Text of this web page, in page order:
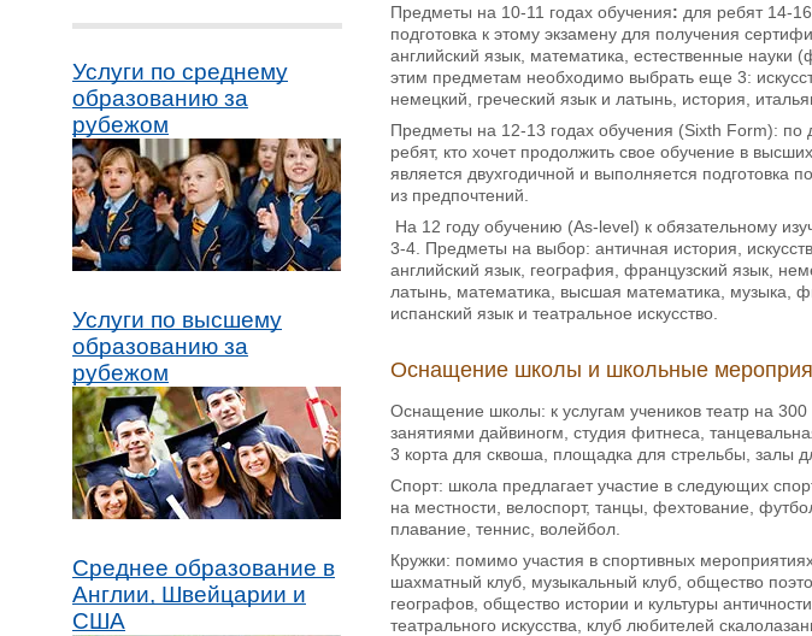
Услуги по среднему
образованию за
рубежом
Услуги по высшему
образованию за
рубежом
Среднее образование в
Англии, Швейцарии и
США
Предметы на 10-11 годах обучения: для ребят 14-
подготовка к этому экзамену для получения
английский язык, математика, естественные
этим предметам необходимо выбрать еще 3:
немецкий, греческий язык и латынь, история,
Предметы на 12-13 годах обучения (Sixth Form): по
ребят, кто хочет продолжить свое обучение в
является двухгодичной и выполняется
из предпочтений.
На 12 году обучению (As-level) к обязательному
3-4. Предметы на выбор: античная история,
английский язык, география, французский язык,
латынь, математика, высшая математика, музыка,
испанский язык и театральное искусство.
Оснащение школы и школьные
Оснащение школы: к услугам учеников театр на
занятиями дайвиногм, студия фитнеса,
3 корта для сквоша, площадка для стрельбы, залы
Спорт: школа предлагает участие в следующих
на местности, велоспорт, танцы, фехтование,
плавание, теннис, волейбол.
Кружки: помимо участия в спортивных
шахматный клуб, музыкальный клуб, общество
географов, общество истории и культуры
театрального искусства, клуб любителей